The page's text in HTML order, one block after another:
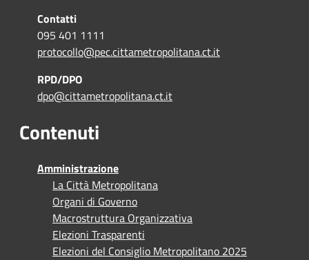
Contatti
095 401 1111
protocollo@pec.cittametropolitana.ct.it
RPD/DPO
dpo@cittametropolitana.ct.it
Contenuti
Amministrazione
La Città Metropolitana
Organi di Governo
Macrostruttura Organizzativa
Elezioni Trasparenti
Elezioni del Consiglio Metropolitano 2025